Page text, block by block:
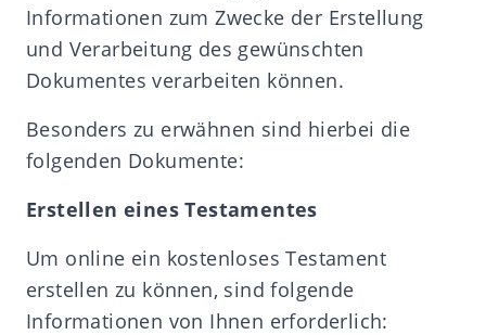
Informationen zum Zwecke der Erstellung
und Verarbeitung des gewünschten
Dokumentes verarbeiten können.
Besonders zu erwähnen sind hierbei die
folgenden Dokumente:
Erstellen eines Testamentes
Um online ein kostenloses Testament
erstellen zu können, sind folgende
Informationen von Ihnen erforderlich: